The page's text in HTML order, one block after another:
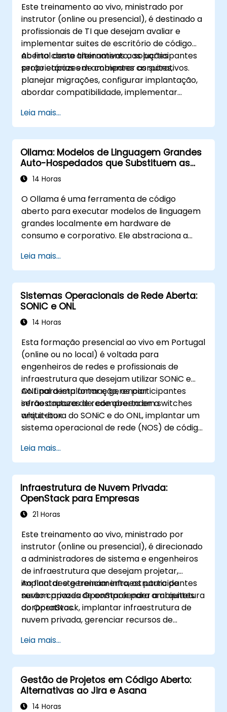
Este treinamento ao vivo, ministrado por
instrutor (online ou presencial), é destinado a
profissionais de TI que desejam avaliar e
implementar suites de escritório de código
aberto como alternativas a soluções
proprietárias em ambientes corporativos.
Ao final deste treinamento, os participantes
serão capazes de comparar as suites,
planejar migrações, configurar implantação,
abordar compatibilidade, implementar
usuários.
Leia mais...
Ollama: Modelos de Linguagem Grandes
Auto-Hospedados que Substituem as
APIs da OpenAI e Claude
14 Horas
O Ollama é uma ferramenta de código
aberto para executar modelos de linguagem
grandes localmente em hardware de
consumo e corporativo. Ele abstraciona a
serviço de API em uma única interface de
linha de comando, permitindo que as
organizações auto-hospedem LLMs como
Llama, Mistral e Qwen sem enviar prompts ou
dados para OpenAI, Anthropic ou Google.
Leia mais...
Sistemas Operacionais de Rede Aberta:
SONiC e ONL
14 Horas
Esta formação presencial ao vivo em Portugal
(online ou no local) é voltada para
engenheiros de redes e profissionais de
infraestrutura que desejam utilizar SONiC e
ONL para implantar e gerenciar
infraestrutura de rede aberta em switches
white-box.
Ao final desta formação, os participantes
serão capazes de: compreender a
arquitetura do SONiC e do ONL, implantar um
sistema operacional de rede (NOS) de código
recursos de rede e implementar
monitoramento e automação.
Leia mais...
Infraestrutura de Nuvem Privada:
OpenStack para Empresas
21 Horas
Este treinamento ao vivo, ministrado por
instrutor (online ou presencial), é direcionado
a administradores de sistema e engenheiros
de infraestrutura que desejam projetar,
implantar e gerenciar infraestrutura de
nuvem privada OpenStack para ambientes
corporativos.
Ao final deste treinamento, os participantes
serão capazes de compreender a arquitetura
do OpenStack, implantar infraestrutura de
nuvem privada, gerenciar recursos de
implementar segurança com o Keystone e
aplicar as melhores práticas corporativas.
Leia mais...
Gestão de Projetos em Código Aberto:
Alternativas ao Jira e Asana
14 Horas